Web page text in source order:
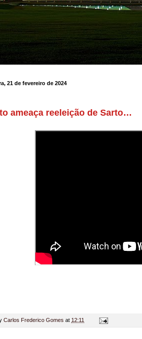
21 de fevereiro de 2024
ameaça reeleição de Sarto…
Carlos Frederico Gomes at 12:11